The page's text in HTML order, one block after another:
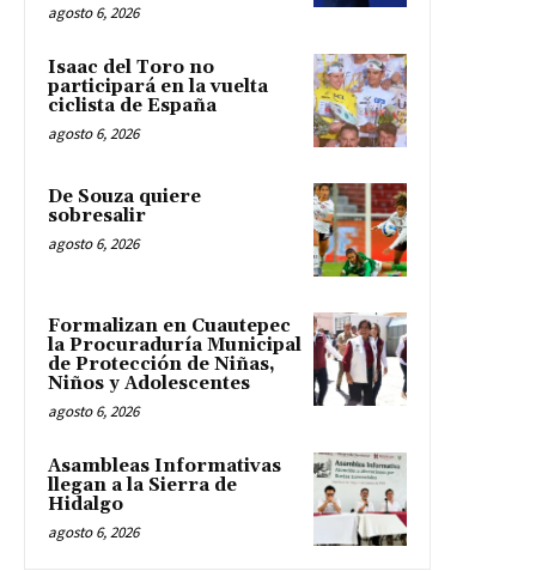
agosto 6, 2026
Isaac del Toro no
participará en la vuelta
ciclista de España
agosto 6, 2026
De Souza quiere
sobresalir
agosto 6, 2026
Formalizan en Cuautepec
la Procuraduría Municipal
de Protección de Niñas,
Niños y Adolescentes
agosto 6, 2026
Asambleas Informativas
llegan a la Sierra de
Hidalgo
agosto 6, 2026